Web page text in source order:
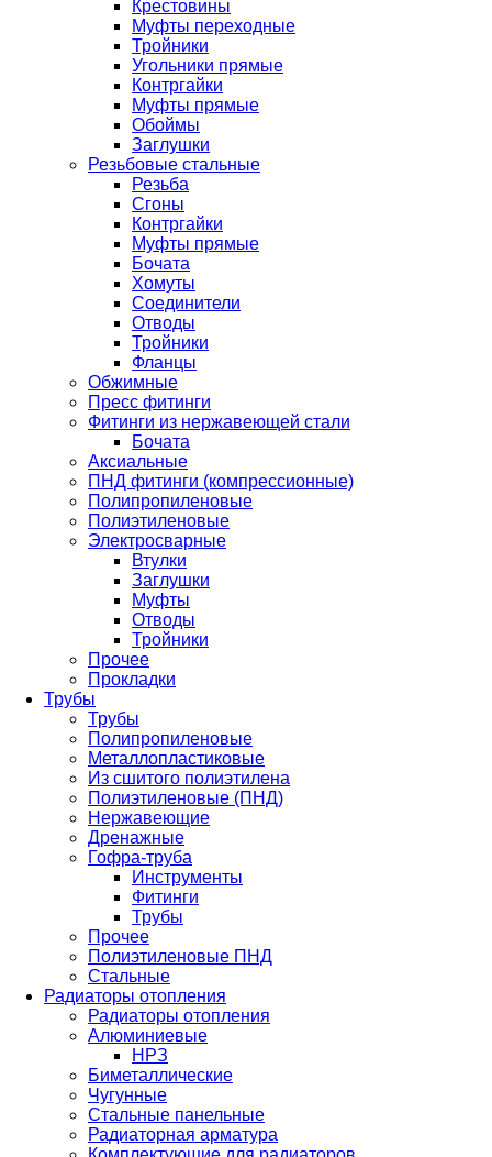
Крестовины
Муфты переходные
Тройники
Угольники прямые
Контргайки
Муфты прямые
Обоймы
Заглушки
Резьбовые стальные
Резьба
Сгоны
Контргайки
Муфты прямые
Бочата
Хомуты
Соединители
Отводы
Тройники
Фланцы
Обжимные
Пресс фитинги
Фитинги из нержавеющей стали
Бочата
Аксиальные
ПНД фитинги (компрессионные)
Полипропиленовые
Полиэтиленовые
Электросварные
Втулки
Заглушки
Муфты
Отводы
Тройники
Прочее
Прокладки
Трубы
Трубы
Полипропиленовые
Металлопластиковые
Из сшитого полиэтилена
Полиэтиленовые (ПНД)
Нержавеющие
Дренажные
Гофра-труба
Инструменты
Фитинги
Трубы
Прочее
Полиэтиленовые ПНД
Стальные
Радиаторы отопления
Радиаторы отопления
Алюминиевые
НРЗ
Биметаллические
Чугунные
Стальные панельные
Радиаторная арматура